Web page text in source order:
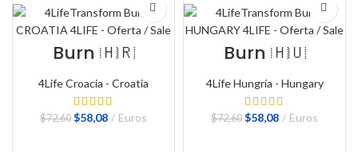
Burn 🇭🇷
4Life Croacia - Croatia
$72,60 El
$58,08El Euros
Burn 🇭🇺
4Life Hungría - Hungary
$72,60 El
$58,08El Euros